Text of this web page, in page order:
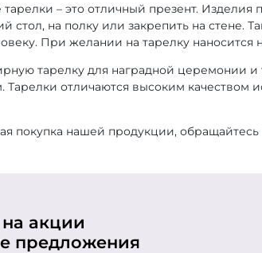
– это отличный презент. Изделия
стол, на полку или закрепить на
При желании на тарелку
тарелку для наградной церемонии
Тарелки отличаются высоким
покупка нашей продукции, обращайтесь
акции
предложения